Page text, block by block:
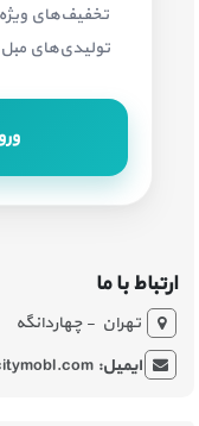
تخفیف‌های
تولیدی‌های مبل
ارتباط با ما
تهران - چهاردانگه
ایمیل: